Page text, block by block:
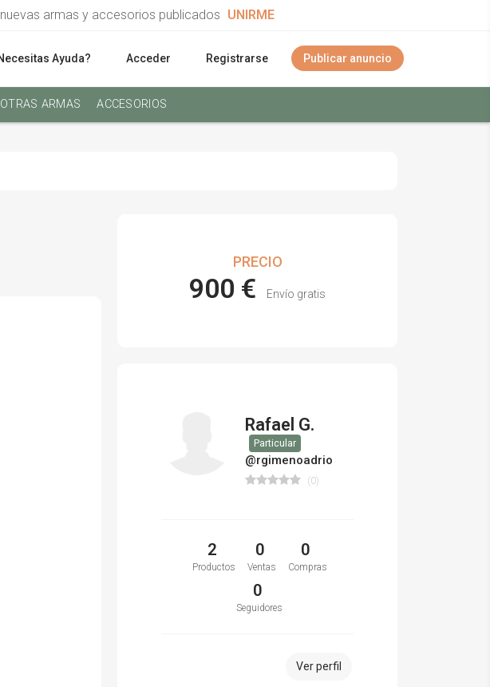
armas y accesorios publicados UNIRME
Ayuda? Acceder Registrarse Publicar anuncio
OTRAS ARMAS ACCESORIOS
PRECIO
900 € Envío gratis
Rafael G.
Particular
@rgimenoadrio
(0)
2
Productos
0
Ventas
0
Compras
0
Seguidores
Ver perfil